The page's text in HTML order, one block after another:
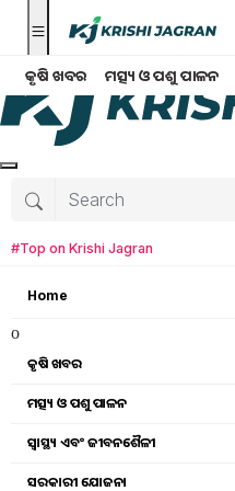
କୃଷି ଖବର ମତ୍ସ୍ୟ ଓ ପଶୁ ପାଳନ
#Top on Krishi Jagran
Home
o
କୃଷି ଖବର
ମତ୍ସ୍ୟ ଓ ପଶୁ ପାଳନ
ସ୍ୱାସ୍ଥ୍ୟ ଏବଂ ଜୀବନଶୈଳୀ
ସରକାରୀ ଯୋଜନା
Search for:
Wheat import